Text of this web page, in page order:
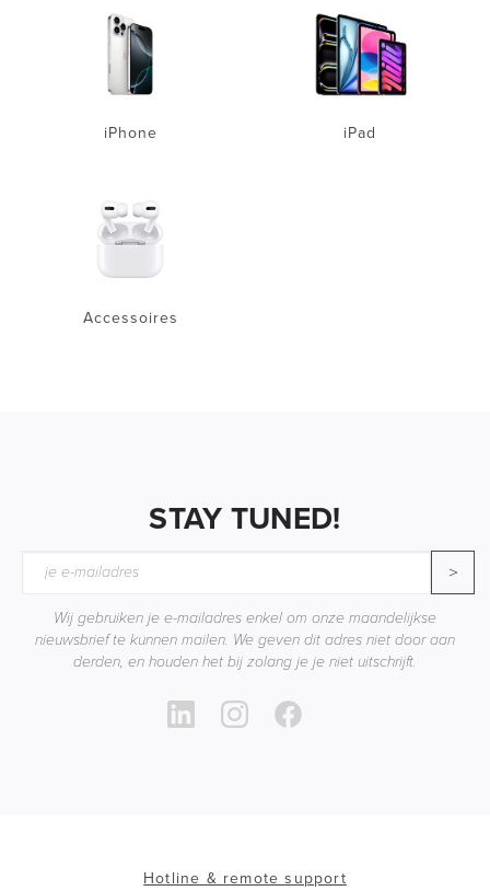
iPhone iPad
Accessoires
STAY TUNED!
>
Wij gebruiken je e-mailadres enkel om onze maandelijkse
nieuwsbrief te kunnen mailen. We geven dit adres niet door aan
derden, en houden het bij zolang je je niet uitschrijft.
Hotline & remote support